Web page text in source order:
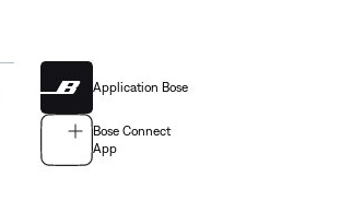
Application Bose
Bose Connect
App